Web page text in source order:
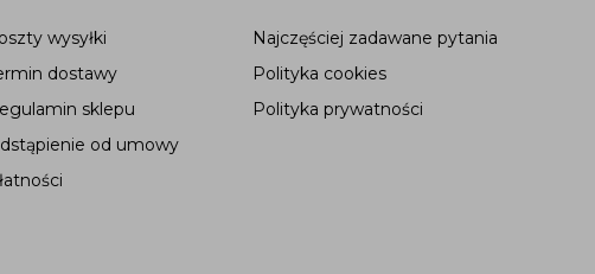
wysyłki
dostawy
sklepu
od umowy
Najczęściej zadawane pytania
Polityka cookies
Polityka prywatności